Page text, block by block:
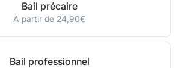
Bail précaire
À partir de 24,90€
Bail professionnel